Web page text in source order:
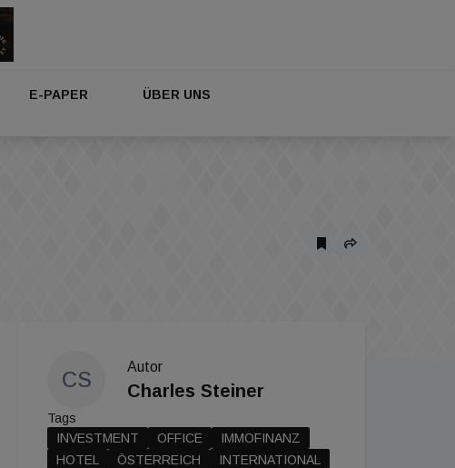
E-PAPER ÜBER UNS
CS
Autor
Charles Steiner
Tags
INVESTMENT
OFFICE
IMMOFINANZ
HOTEL
ÖSTERREICH
INTERNATIONAL